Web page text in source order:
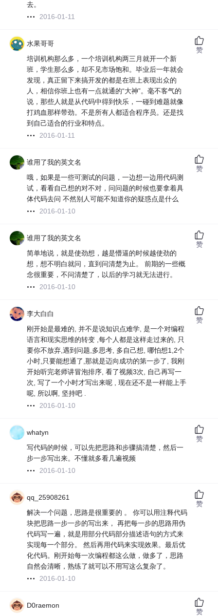
去。
2016-01-11
水果哥哥
培训机构那么多，一个培训机构两三月就开一个新
班，学生那么多，却不见市场饱和。毕业后一年就会
发现，真正留下来搞开发的都是在班上表现出众的
人，相信你班上也有一点就通的“大神”。毫不客气的
说，那些人就是从代码中得到快乐，一碰到难题就像
打鸡血那样带劲。不是所有人都适合程序员。还是找
到自己适合的行业和特点。
2016-01-11
赞
谁用了我的英文名
哦，如果是一些可测试的问题，一边想一边用代码测
试，看看自己想的对不对，问问题的时候也要拿着具
体代码去问 不然别人可能不知道你的疑惑点是什么
2016-01-10
赞
谁用了我的英文名
简单地说，就是使劲想，越是懵逼的时候越使劲的
想，想不明白就问，直到问清楚为止。 前期的一些概
念很重要，不问清楚了，以后的学习就无法进行。
2016-01-10
赞
李大白白
刚开始是最难的, 并不是说知识点难学, 是一个对编程
语言和现实思维的转变 ,每个人都是这样走过来的, 只
要你不放弃,遇到问题,多思考, 多自己想, 哪怕想1,2个
小时,只要能想通了,那就是迈向成功的第一步了, 我刚
开始听完老师讲冒泡排序, 看了视频3次, 自己再写一
次, 写了一个小时才写出来呢 , 现在还不是一样能上手
呢, 所以啊, 坚持吧 .
2016-01-10
赞
whatyn
写代码的时候，可以先把思路和步骤搞清楚，然后一
步一步写出来。不懂就多看几遍视频
2016-01-10
赞
qq_25908261
解决一个问题，思路是很重要的 。 你可以用注释代码
块把思路一步一步的写出来， 再把每一步的思路用伪
代码写一遍，就是用部分代码部分描述语句的方式来
实现每一个部分。 然后再用代码来实现效果。最后优
化代码。刚开始每一次编程都这么做，做多了，思路
自然会清晰，熟练了就可以不用写这么复杂了。
2016-01-10
赞
D0raemon
赞